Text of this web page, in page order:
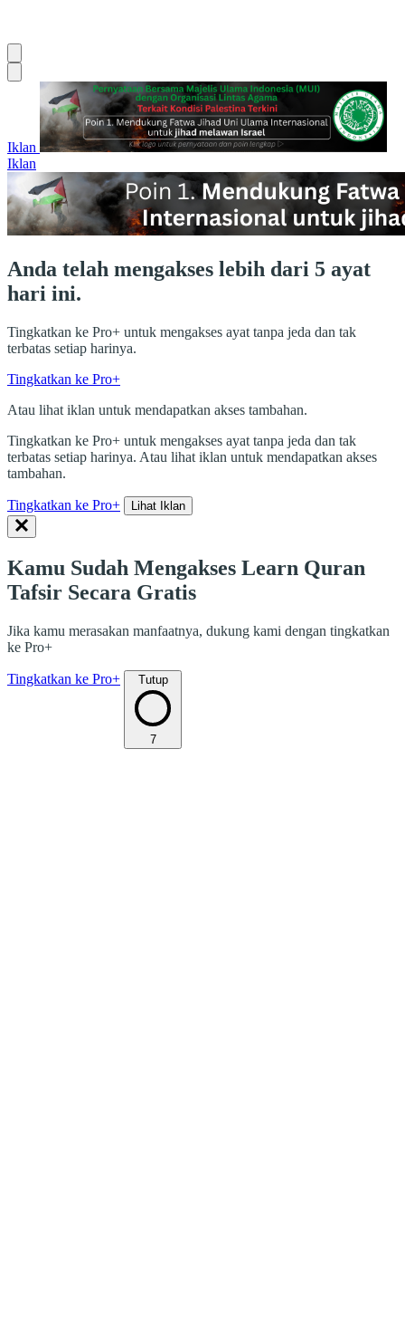
Iklan
Iklan
Anda telah mengakses lebih dari 5 ayat
hari ini.
Tingkatkan ke Pro+ untuk mengakses ayat tanpa jeda dan tak
terbatas setiap harinya.
Tingkatkan ke Pro+
Atau lihat iklan untuk mendapatkan akses tambahan.
Tingkatkan ke Pro+ untuk mengakses ayat tanpa jeda dan tak
terbatas setiap harinya. Atau lihat iklan untuk mendapatkan akses
tambahan.
Tingkatkan ke Pro+ Lihat Iklan
Kamu Sudah Mengakses Learn Quran
Tafsir Secara Gratis
Jika kamu merasakan manfaatnya, dukung kami dengan tingkatkan
ke Pro+
Tingkatkan ke Pro+ Tutup
7